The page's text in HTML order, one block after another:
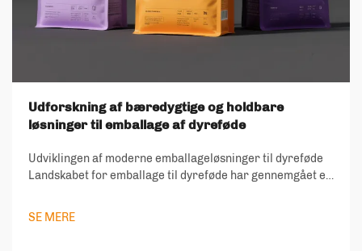
Udforskning af bæredygtige og holdbare
løsninger til emballage af dyreføde
Udviklingen af moderne emballageløsninger til dyreføde
Landskabet for emballage til dyreføde har gennemgået en
drevet af stigende miljøbevidsthed og den voksende
SE MERE